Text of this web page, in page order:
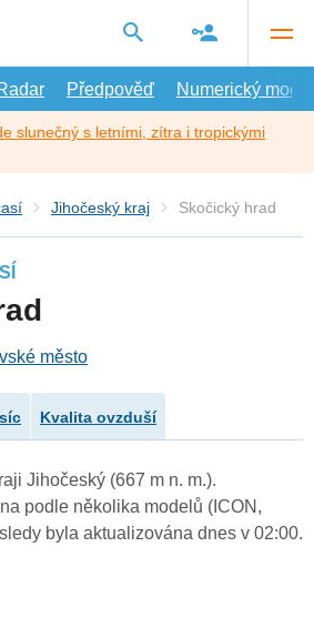
Předpověď Numerický model
slunečný s letními, zítra i tropickými
Jihočeský kraj Skočický hrad
město
Kvalita ovzduší
Jihočeský (667 m n. m.).
podle několika modelů (ICON,
byla aktualizována dnes v 02:00.